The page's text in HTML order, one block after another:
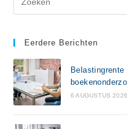
Eerdere Berichten
Belastingrente
6 AUGUSTUS 2026